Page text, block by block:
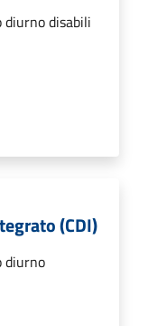
diurno disabili
(CDI)
diurno